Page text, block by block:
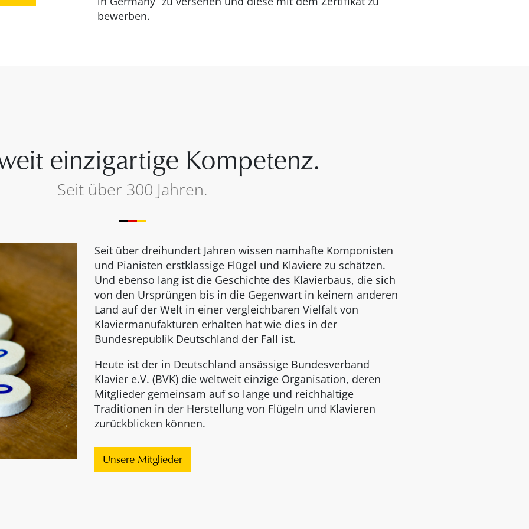
bewerben.
einzigartige Kompetenz.
Seit über 300 Jahren.
Seit über dreihundert Jahren wissen namhafte Komponisten
und Pianisten erstklassige Flügel und Klaviere zu schätzen.
Und ebenso lang ist die Geschichte des Klavierbaus, die sich
von den Ursprüngen bis in die Gegenwart in keinem anderen
Land auf der Welt in einer vergleichbaren Vielfalt von
Klaviermanufakturen erhalten hat wie dies in der
Bundesrepublik Deutschland der Fall ist.
Heute ist der in Deutschland ansässige Bundesverband
Klavier e.V. (BVK) die weltweit einzige Organisation, deren
Mitglieder gemeinsam auf so lange und reichhaltige
Traditionen in der Herstellung von Flügeln und Klavieren
zurückblicken können.
Unsere Mitglieder